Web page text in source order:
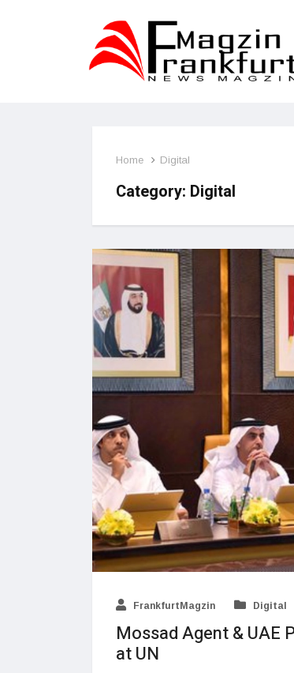
Home Digital
Category: Digital
FrankfurtMagzin Digital
Mossad Agent & UAE
at UN